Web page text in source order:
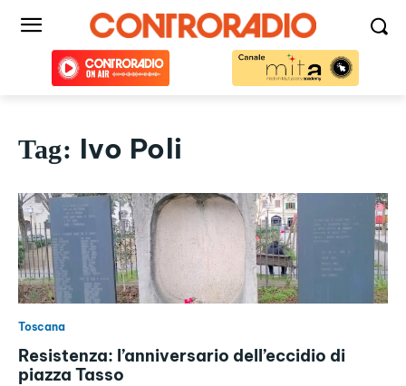
Tag: Ivo Poli
Toscana
Resistenza: l’anniversario dell’eccidio di
piazza Tasso